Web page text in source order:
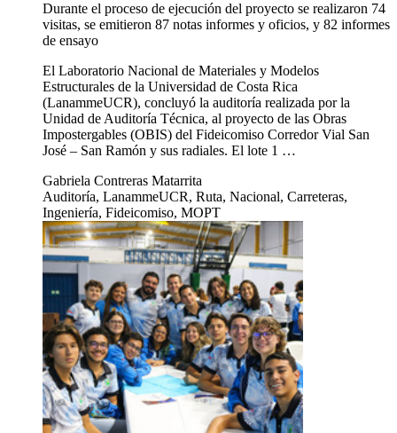
Durante el proceso de ejecución del proyecto se realizaron 74
visitas, se emitieron 87 notas informes y oficios, y 82 informes
de ensayo
El Laboratorio Nacional de Materiales y Modelos
Estructurales de la Universidad de Costa Rica
(LanammeUCR), concluyó la auditoría realizada por la
Unidad de Auditoría Técnica, al proyecto de las Obras
Impostergables (OBIS) del Fideicomiso Corredor Vial San
José – San Ramón y sus radiales. El lote 1 …
Gabriela Contreras Matarrita
Auditoría, LanammeUCR, Ruta, Nacional, Carreteras,
Ingeniería, Fideicomiso, MOPT